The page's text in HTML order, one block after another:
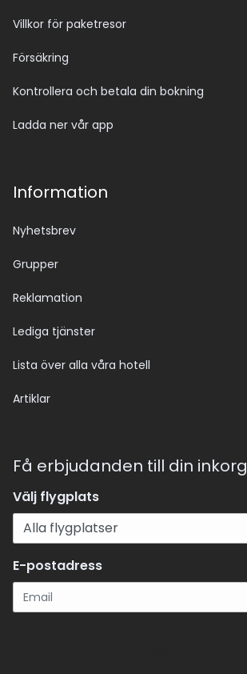
Villkor för paketresor
Försäkring
Kontrollera och betala din bokning
Ladda ner vår app
Information
Nyhetsbrev
Grupper
Reklamation
Lediga tjänster
Lista över alla våra hotell
Artiklar
Få erbjudanden till din inkorg
Välj flygplats
E-postadress